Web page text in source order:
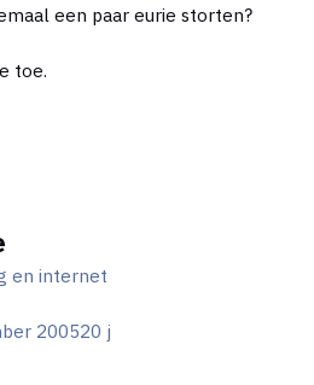
een paar eurie storten?
toe.
en internet
200520 j